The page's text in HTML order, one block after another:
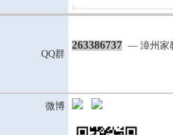
QQ群
263386737 — 漳州家
微博